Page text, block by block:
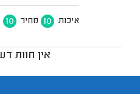
איכות 10 מחיר 10
אין חוות